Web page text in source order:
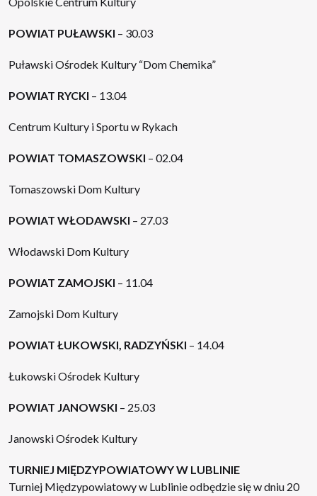
POWIAT PUŁAWSKI – 30.03
Puławski Ośrodek Kultury “Dom Chemika”
POWIAT RYCKI – 13.04
Centrum Kultury i Sportu w Rykach
POWIAT TOMASZOWSKI – 02.04
Tomaszowski Dom Kultury
POWIAT WŁODAWSKI – 27.03
Włodawski Dom Kultury
POWIAT ZAMOJSKI – 11.04
Zamojski Dom Kultury
POWIAT ŁUKOWSKI, RADZYŃSKI – 14.04
Łukowski Ośrodek Kultury
POWIAT JANOWSKI – 25.03
Janowski Ośrodek Kultury
TURNIEJ MIĘDZYPOWIATOWY W LUBLINIE
Turniej Międzypowiatowy w Lublinie odbędzie się w dniu 20